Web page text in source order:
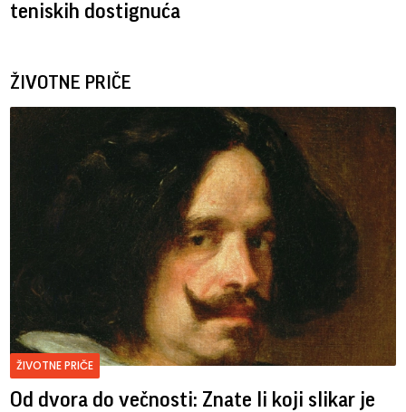
teniskih dostignuća
ŽIVOTNE PRIČE
ŽIVOTNE PRIČE
Od dvora do večnosti: Znate li koji slikar je